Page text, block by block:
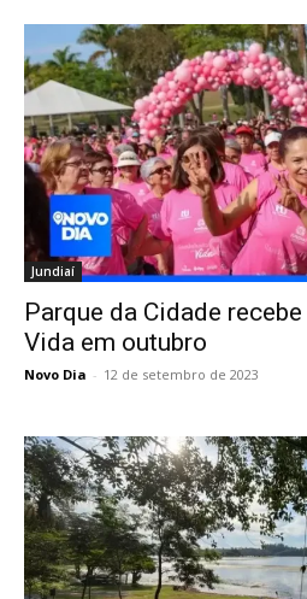
Jundiaí
Parque da Cidade
Vida em outubro
Novo Dia - 12 de setembro de 2023